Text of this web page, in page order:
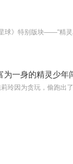
为一身的精灵少年